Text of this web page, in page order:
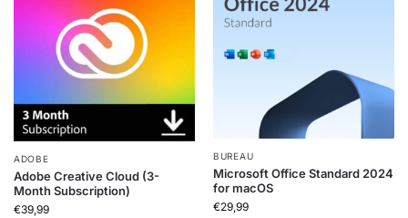
ADOBE
Adobe Creative Cloud (3-
Month Subscription)
€39,99
BUREAU
Microsoft Office Standard 2024
for macOS
€29,99